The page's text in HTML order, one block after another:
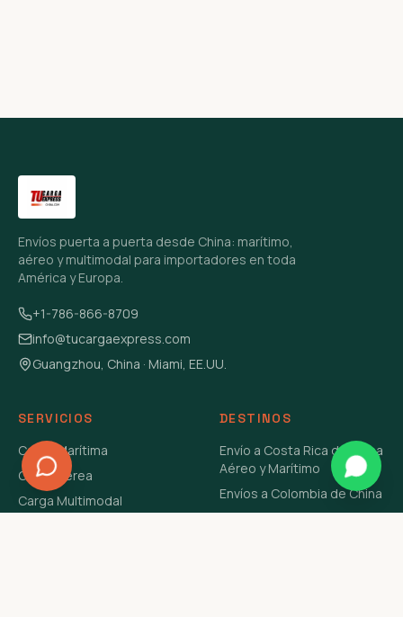
Envíos puerta a puerta desde China: marítimo,
aéreo y multimodal para importadores en toda
América y Europa.
+1-786-866-8709
info@tucargaexpress.com
Guangzhou, China · Miami, EE.UU.
SERVICIOS
Carga Marítima
Carga Aérea
Carga Multimodal
DESTINOS
Envío a Costa Rica de China
Aéreo y Marítimo
Envíos a Colombia de China